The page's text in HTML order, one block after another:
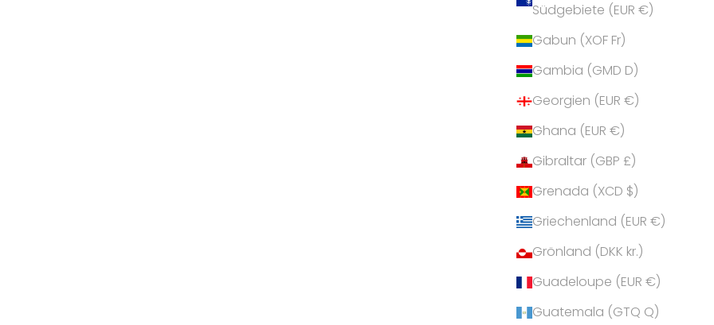
Südgebiete (EUR €)
Gabun (XOF Fr)
Gambia (GMD D)
Georgien (EUR €)
Ghana (EUR €)
Gibraltar (GBP £)
Grenada (XCD $)
Griechenland (EUR €)
Grönland (DKK kr.)
Guadeloupe (EUR €)
Guatemala (GTQ Q)